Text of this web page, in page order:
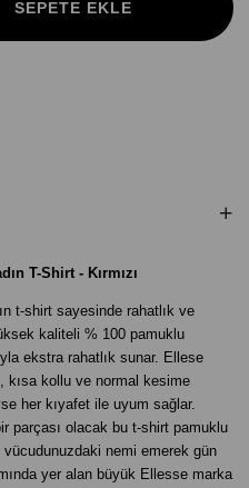
T-Shirt - Kırmızı
t-shirt sayesinde rahatlık ve
kaliteli % 100 pamuklu
ekstra rahatlık sunar. Ellese
kısa kollu ve normal kesime
her kıyafet ile uyum sağlar.
parçası olacak bu t-shirt pamuklu
nemi emerek gün
yer alan büyük Ellesse marka